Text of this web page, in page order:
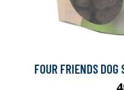
FOUR FRIENDS